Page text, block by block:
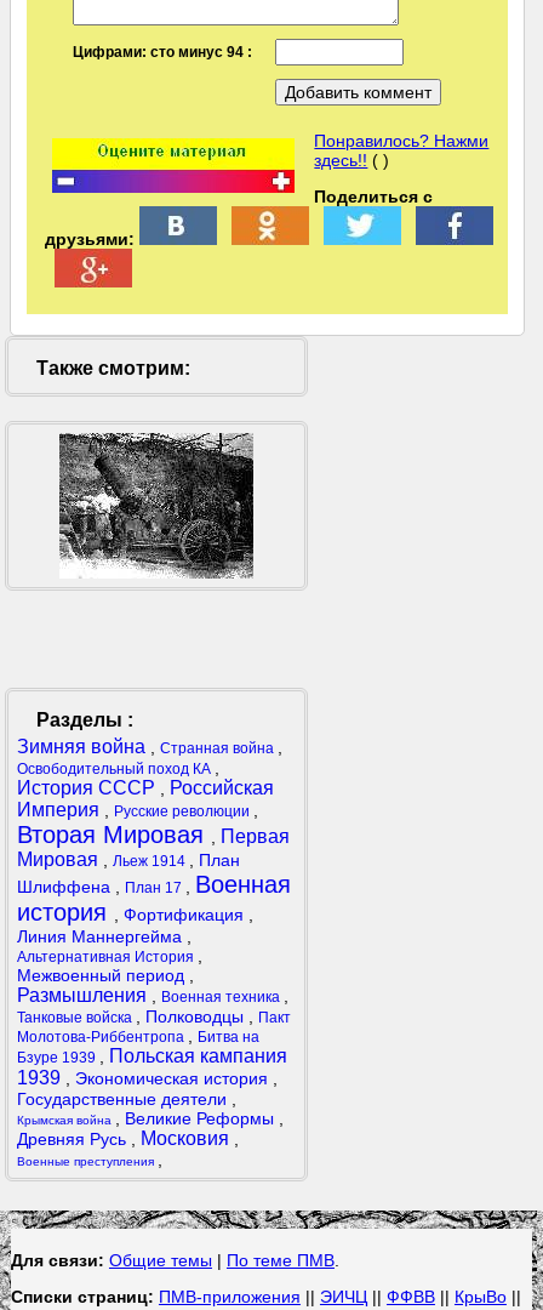
Цифрами: сто минус 94 :
Понравилось? Нажми
здесь!! ( )
Поделиться с
друзьями:
Также смотрим:
Разделы :
Зимняя война
Странная война
Освободительный поход КА
История СССР
Российская
Империя
Русские революции
Вторая Мировая
Первая
Мировая
Льеж 1914
План
Шлиффена
План 17
Военная
история
Фортификация
Линия Маннергейма
Альтернативная История
Межвоенный период
Размышления Военная техника
Танковые войска Полководцы
Пакт
Молотова-Риббентропа
Битва на
Бзуре 1939
Польская кампания
1939
Экономическая история
Государственные деятели
Крымская война Великие Реформы
Древняя Русь
Московия
Военные преступления
Для связи: Общие темы | По теме ПМВ.
Списки страниц: ПМВ-приложения || ЭИЧЦ || ФФВВ|| КрыВо||